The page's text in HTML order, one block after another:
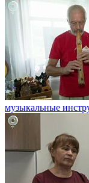
музыкальные